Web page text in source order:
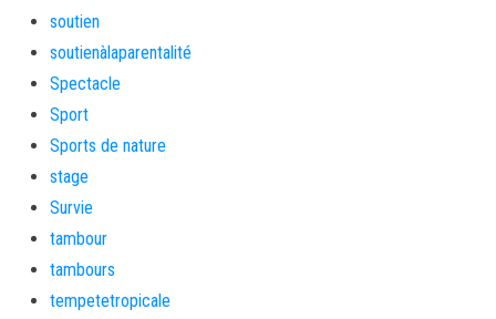
soutien
soutienàlaparentalité
Spectacle
Sport
Sports de nature
stage
Survie
tambour
tambours
tempetetropicale